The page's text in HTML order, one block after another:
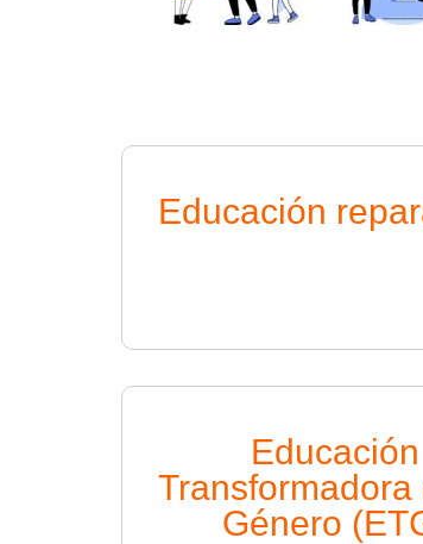
Educación
Educación
Transformadora
Género